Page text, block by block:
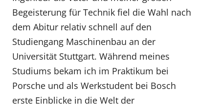
Begeisterung für Technik fiel die Wahl nach
dem Abitur relativ schnell auf den
Studiengang Maschinenbau an der
Universität Stuttgart. Während meines
Studiums bekam ich im Praktikum bei
Porsche und als Werkstudent bei Bosch
erste Einblicke in die Welt der